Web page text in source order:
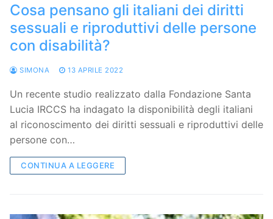
Cosa pensano gli italiani dei diritti
sessuali e riproduttivi delle persone
con disabilità?
SIMONA 13 APRILE 2022
Un recente studio realizzato dalla Fondazione Santa
Lucia IRCCS ha indagato la disponibilità degli italiani
al riconoscimento dei diritti sessuali e riproduttivi delle
persone con…
CONTINUA A LEGGERE